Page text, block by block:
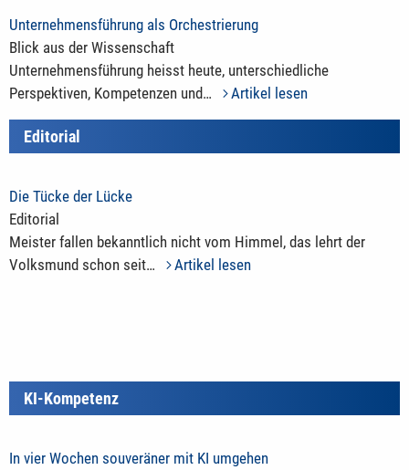
Unternehmensführung als Orchestrierung
Blick aus der Wissenschaft
Unternehmensführung heisst heute, unterschiedliche
Perspektiven, Kompetenzen und…
Artikel lesen
Editorial
Die Tücke der Lücke
Editorial
Meister fallen bekanntlich nicht vom Himmel, das lehrt der
Volksmund schon seit…
Artikel lesen
KI-Kompetenz
In vier Wochen souveräner mit KI umgehen